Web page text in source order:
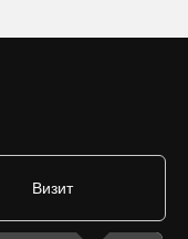
Визит